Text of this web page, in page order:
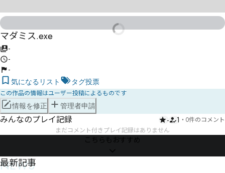
マダミス.exe
-
-
-
気になるリスト タグ投票
この作品の情報はユーザー投稿によるものです
情報を修正 管理者申請
みんなのプレイ記録 - 1 ・ 0件のコメント
まだコメント付きプレイ記録はありません
こちらもおすすめ
NEWS
最新記事